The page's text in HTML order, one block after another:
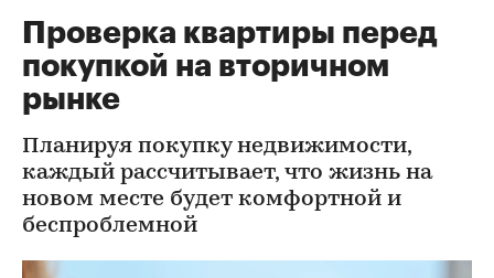
Проверка квартиры перед
покупкой на вторичном
рынке
Планируя покупку недвижимости,
каждый рассчитывает, что жизнь на
новом месте будет комфортной и
беспроблемной